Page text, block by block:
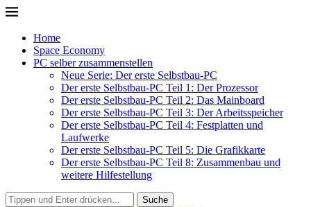
Home
Space Economy
PC selber zusammenstellen
Neue Serie: Der erste Selbstbau-PC
Der erste Selbstbau-PC Teil 1: Der Prozessor
Der erste Selbstbau-PC Teil 2: Das Mainboard
Der erste Selbstbau-PC Teil 3: Der Arbeitsspeicher
Der erste Selbstbau-PC Teil 4: Festplatten und
Laufwerke
Der erste Selbstbau-PC Teil 5: Die Grafikkarte
Der erste Selbstbau-PC Teil 8: Zusammenbau und
weitere Hilfestellung
Suche